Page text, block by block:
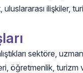
ilişkiler,
sektöre,
öğretmenlik, turizm